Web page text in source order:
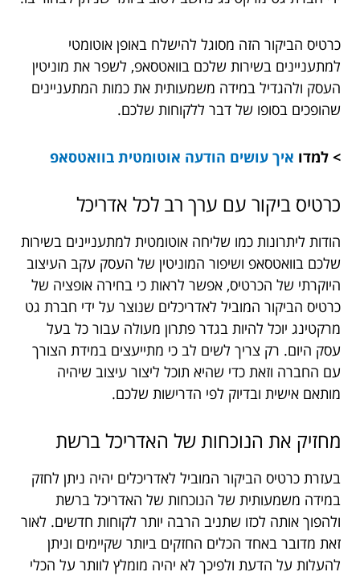
כרטיס הביקור הזה מסוגל להישלח באופן אוטומטי
למתעניינים בשירות שלכם בוואטסאפ, לשפר את מוניטין
העסק ולהגדיל במידה משמעותית את כמות המתעניינים
שהופכים בסופו של דבר ללקוחות שלכם.
> למדו איך עושים הודעה אוטומטית בוואטסאפ
כרטיס ביקור עם ערך רב לכל אדריכל
הודות ליתרונות כמו שליחה אוטומטית למתעניינים בשירות
שלכם בוואטסאפ ושיפור המוניטין של העסק עקב העיצוב
היוקרתי של הכרטיס, אפשר לראות כי בחירה אופציה של
כרטיס הביקור המוביל לאדריכלים שנוצר על ידי חברת גט
מרקטינג יוכל להיות בגדר פתרון מעולה עבור כל בעל
עסק היום. רק צריך לשים לב כי מתייעצים במידת הצורך
עם החברה וזאת כדי שהיא תוכל ליצור עיצוב שיהיה
מותאם אישית ובדיוק לפי הדרישות שלכם.
מחזיק את הנוכחות של האדריכל ברשת
בעזרת כרטיס הביקור המוביל לאדריכלים יהיה ניתן לחזק
במידה משמעותית של הנוכחות של האדריכל ברשת
ולהפוך אותה לכזו שתניב הרבה יותר לקוחות חדשים. לאור
זאת מדובר באחד הכלים החזקים ביותר שקיימים וניתן
להעלות על הדעת ולפיכך לא יהיה מומלץ לוותר על הכלי